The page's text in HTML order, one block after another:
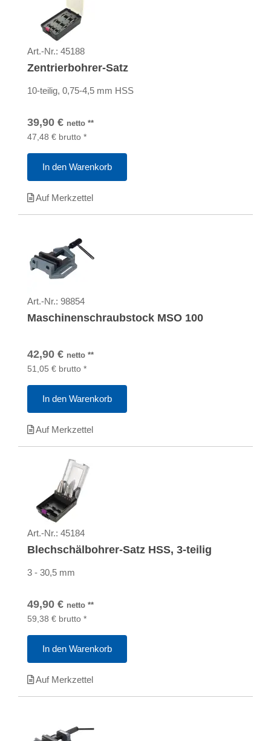
Art.-Nr.: 45188
Zentrierbohrer-Satz
10-teilig, 0,75-4,5 mm HSS
39,90 € netto **
47,48 € brutto *
In den Warenkorb
Auf Merkzettel
Art.-Nr.: 98854
Maschinenschraubstock MSO 100
42,90 € netto **
51,05 € brutto *
In den Warenkorb
Auf Merkzettel
Art.-Nr.: 45184
Blechschälbohrer-Satz HSS, 3-teilig
3 - 30,5 mm
49,90 € netto **
59,38 € brutto *
In den Warenkorb
Auf Merkzettel